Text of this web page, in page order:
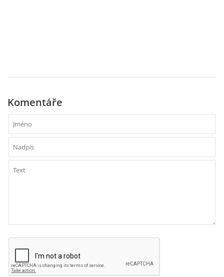
VÝTVARNÉ POMŮCKY
VÝTVARNÉ AKTIVITY - JARO
Komentáře